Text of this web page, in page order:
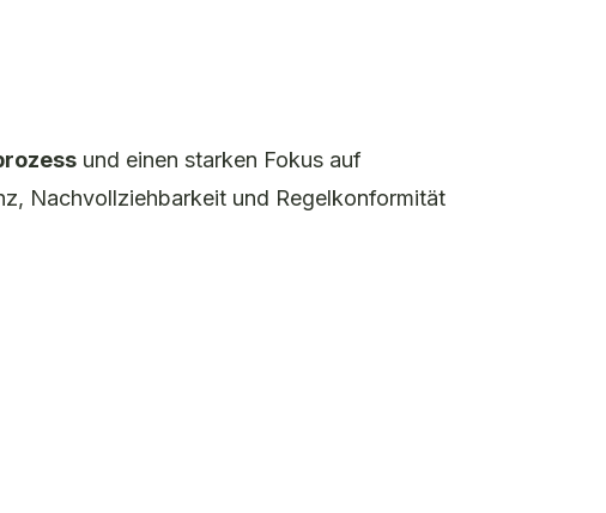
und einen starken Fokus auf
Nachvollziehbarkeit und Regelkonformität